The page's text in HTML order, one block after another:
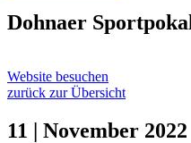
Dohnaer Sportpokal
Website besuchen
zurück zur Übersicht
11 | November 2022